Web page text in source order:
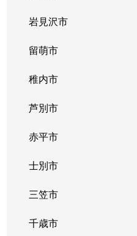
岩見沢市
留萌市
稚内市
芦別市
赤平市
士別市
三笠市
千歳市